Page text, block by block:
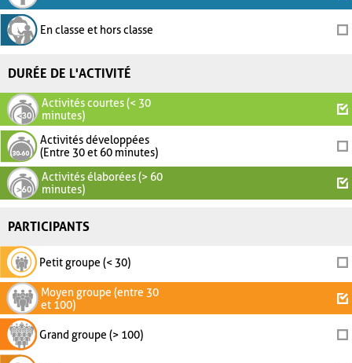
En classe et hors classe
DURÉE DE L'ACTIVITÉ
Activités courtes (< 30
minutes)
Activités développées
(Entre 30 et 60 minutes)
Activités élaborées (> 60
minutes)
PARTICIPANTS
Petit groupe (< 30)
Moyen groupe (entre 30
et 100)
Grand groupe (> 100)